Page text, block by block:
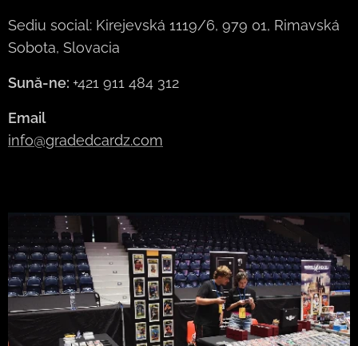
Sediu social: Kirejevská 1119/6, 979 01, Rimavská
Sobota, Slovacia
Sună-ne: +421 911 484 312
Email
info@gradedcardz.com